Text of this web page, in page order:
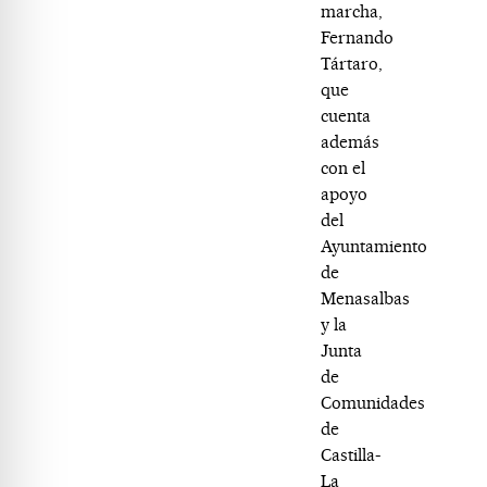
marcha,
Fernando
Tártaro,
que
cuenta
además
con el
apoyo
del
Ayuntamiento
de
Menasalbas
y la
Junta
de
Comunidades
de
Castilla-
La